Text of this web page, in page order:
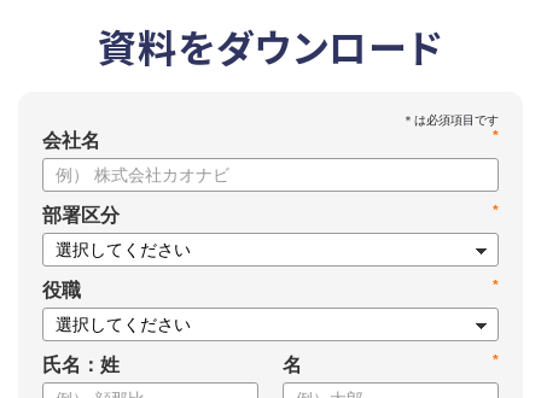
資料をダウンロード
*
会社名
*
部署区分
*
役職
氏名：姓 *
名